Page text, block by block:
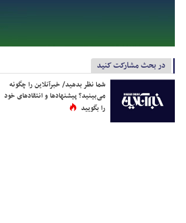
در بحث مشارکت کنید
شما نظر بدهید/ خبرآنلاین را چگونه
می‌بینید؟ پیشنهادها و انتقادهای خود
را بگویید